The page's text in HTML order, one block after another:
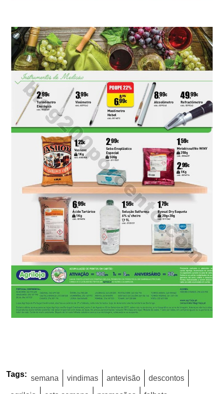
Tags: semana vindimas antevisão descontos